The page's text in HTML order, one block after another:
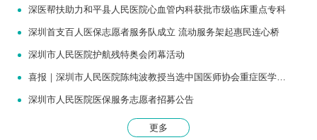
深医帮扶助力和平县人民医院心血管内科获批市级临床重点专科
深圳首支百人医保志愿者服务队成立 流动服务架起惠民连心桥
深圳市人民医院护航残特奥会闭幕活动
喜报｜深圳市人民医院陈纯波教授当选中国医师协会重症医学医师分会常务委员
深圳市人民医院医保服务志愿者招募公告
更多